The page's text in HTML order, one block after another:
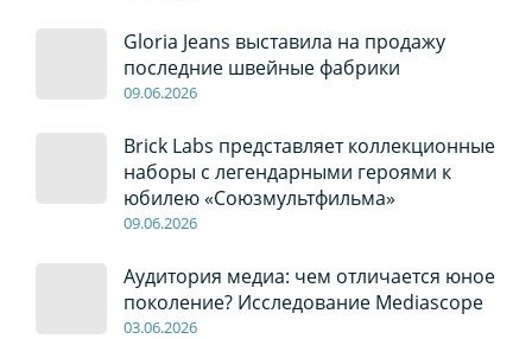
Gloria Jeans выставила на продажу
последние швейные фабрики
09.06.2026
Brick Labs представляет коллекционные
наборы с легендарными героями к
юбилею «Союзмультфильма»
09.06.2026
Аудитория медиа: чем отличается юное
поколение? Исследование Mediascope
03.06.2026